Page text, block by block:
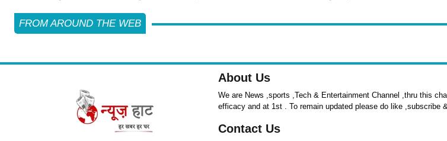
FROM AROUND THE WEB
About Us
We are News ,sports ,Tech & Entertainment Channel ,thru this
efficacy and at 1st . To remain updated please do like ,subscribe
Contact Us